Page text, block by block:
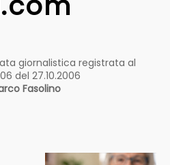
giornalistica registrata al
del 27.10.2006
Fasolino